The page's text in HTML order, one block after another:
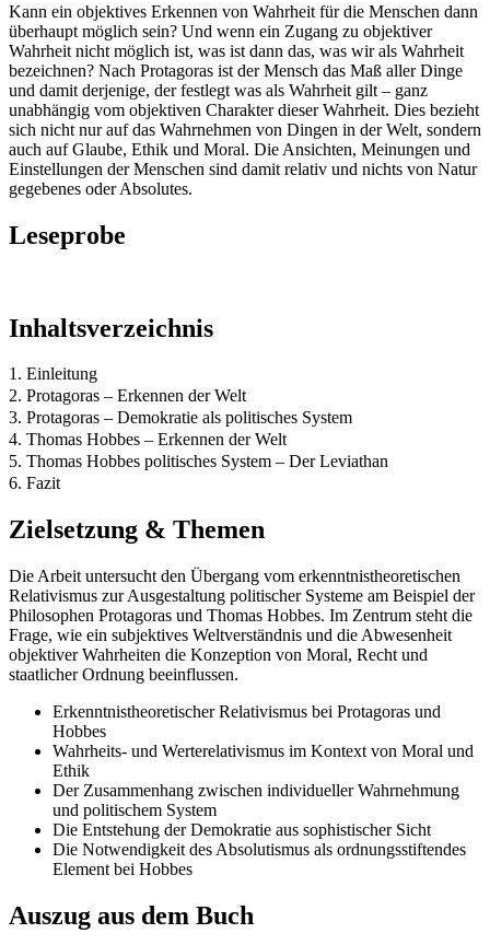
Kann ein objektives Erkennen von Wahrheit für die Menschen dann
überhaupt möglich sein? Und wenn ein Zugang zu objektiver
Wahrheit nicht möglich ist, was ist dann das, was wir als Wahrheit
bezeichnen? Nach Protagoras ist der Mensch das Maß aller Dinge
und damit derjenige, der festlegt was als Wahrheit gilt – ganz
unabhängig vom objektiven Charakter dieser Wahrheit. Dies bezieht
sich nicht nur auf das Wahrnehmen von Dingen in der Welt, sondern
auch auf Glaube, Ethik und Moral. Die Ansichten, Meinungen und
Einstellungen der Menschen sind damit relativ und nichts von Natur
gegebenes oder Absolutes.
Leseprobe
Inhaltsverzeichnis
1. Einleitung
2. Protagoras – Erkennen der Welt
3. Protagoras – Demokratie als politisches System
4. Thomas Hobbes – Erkennen der Welt
5. Thomas Hobbes politisches System – Der Leviathan
6. Fazit
Zielsetzung & Themen
Die Arbeit untersucht den Übergang vom erkenntnistheoretischen
Relativismus zur Ausgestaltung politischer Systeme am Beispiel der
Philosophen Protagoras und Thomas Hobbes. Im Zentrum steht die
Frage, wie ein subjektives Weltverständnis und die Abwesenheit
objektiver Wahrheiten die Konzeption von Moral, Recht und
staatlicher Ordnung beeinflussen.
Erkenntnistheoretischer Relativismus bei Protagoras und
Hobbes
Wahrheits- und Werterelativismus im Kontext von Moral und
Ethik
Der Zusammenhang zwischen individueller Wahrnehmung
und politischem System
Die Entstehung der Demokratie aus sophistischer Sicht
Die Notwendigkeit des Absolutismus als ordnungsstiftendes
Element bei Hobbes
Auszug aus dem Buch